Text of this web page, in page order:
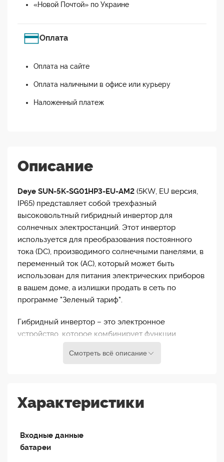
«Новой Почтой» по Украине
Оплата
Оплата на сайте
Оплата наличными в офисе или курьеру
Наложенный платеж
Описание
Deye SUN-5K-SG01HP3-EU-AM2 (5KW, EU версия,
IP65) представляет собой трехфазный
высоковольтный гибридный инвертор для
солнечных электростанций. Этот инвертор
используется для преобразования постоянного
тока (DC), производимого солнечными панелями, в
переменный ток (AC), который может быть
использован для питания электрических приборов
в вашем доме, а излишки продать в сеть по
программе "Зеленый тариф".
Гибридный инвертор – это электронное
устройство, которое комбинирует функции
другими функциями, такими как зарядка
и высокая эффективность преобразования
энергии. Вот некоторые из наиболее
Смотреть всё описание
Характеристики
Входные данные
батареи